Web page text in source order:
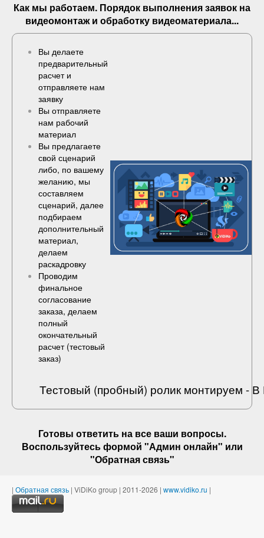
Как мы работаем. Порядок выполнениязаявок на
видеомонтаж и обработку видеоматериала...
Вы делаете
предварительный
расчет и
отправляете нам
заявку
Вы отправляете
нам рабочий
материал
Вы предлагаете
свой сценарий
либо, по вашему
желанию, мы
составляем
сценарий, далее
подбираем
дополнительный
материал,
делаем
раскадровку
Проводим
финальное
согласование
заказа, делаем
полный
окончательный
расчет (тестовый
заказ)
Тестовый (пробный) ролик монтируем -
Готовы ответить на все ваши вопросы.
Воспользуйтесь формой "Админ онлайн" или
"Обратная связь"
| Обратная связь | ViDiKo group | 2011-2026 | www.vidiko.ru |